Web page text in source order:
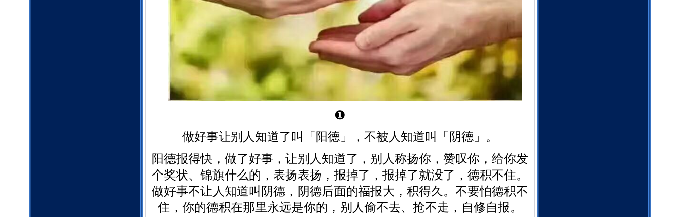
❶
做好事让别人知道了叫「阳德」，不被人知道叫「阴德」。
阳德报得快，做了好事，让别人知道了，别人称扬你，赞叹你，给你发
个奖状、锦旗什么的，表扬表扬，报掉了，报掉了就没了，德积不住。
做好事不让人知道叫阴德，阴德后面的福报大，积得久。不要怕德积不
住，你的德积在那里永远是你的，别人偷不去、抢不走，自修自报。